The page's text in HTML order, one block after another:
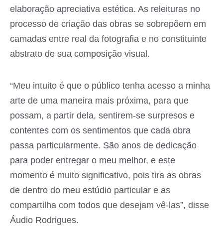
elaboração apreciativa estética. As releituras no
processo de criação das obras se sobrepõem em
camadas entre real da fotografia e no constituinte
abstrato de sua composição visual.
“Meu intuito é que o público tenha acesso a minha
arte de uma maneira mais próxima, para que
possam, a partir dela, sentirem-se surpresos e
contentes com os sentimentos que cada obra
passa particularmente. São anos de dedicação
para poder entregar o meu melhor, e este
momento é muito significativo, pois tira as obras
de dentro do meu estúdio particular e as
compartilha com todos que desejam vê-las”, disse
Áudio Rodrigues.